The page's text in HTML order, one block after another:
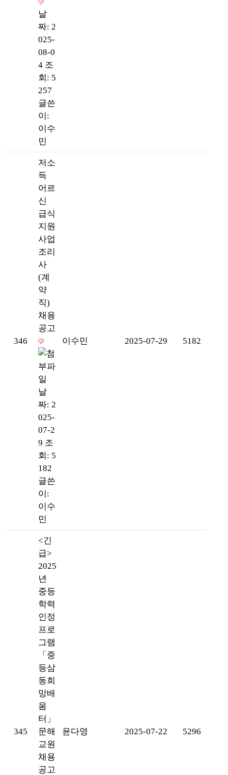
날
짜: 2
025-
08-0
4 조
회: 5
257
글쓴
이:
이수
민
346
저소
득
어르
신
급식
지원
사업
조리
사
(계
약
직)
채용
공고
날
짜: 2
025-
07-2
9 조
회: 5
182
글쓴
이:
이수
민
이수민 2025-07-29 5182
345
<긴
급>
2025
년
중등
학력
인정
프로
그램
「중
등삼
동희
망배
움
터」
문해
교원
채용
공고
윤다영 2025-07-22 5296